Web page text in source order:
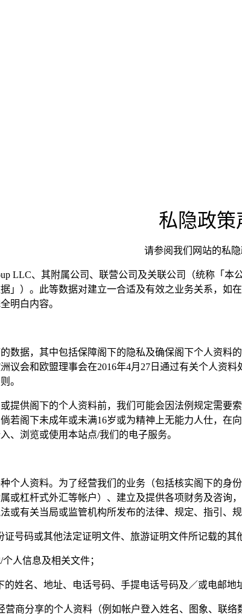
私隐政策
请参阅我们网站的私隐
LLC、其附属公司、联营公司及关联公司（统称「
」）。此等数据对建立一合适及有效之业务关系，如
明白内容。
数据，其中包括保障阁下的隐私及确保阁下个人资料
议会和欧盟理事会在2016年4月27日通过有关个人资
。
提供阁下的个人资料前，我们可能会因法例规定需
若阁下未成年或未满16岁或为精神上无能力人仕，
、浏览或使用本站点/我们的电子服务。
个人资料。为了经营我们的业务（包括核实阁下的身
或杠杆式外汇等帐户）、建立及提供各项财务及咨
或有关当局或监管机构所发布的法律、规定、指引、
证号码或其他法定证明文件、旅游证明文件所记载的其
人信息及相关文件；
的姓名、地址、电话号码、手提电话号码及／或电邮地
营商分享的个人资料（例如帐户登入姓名、图象、联络